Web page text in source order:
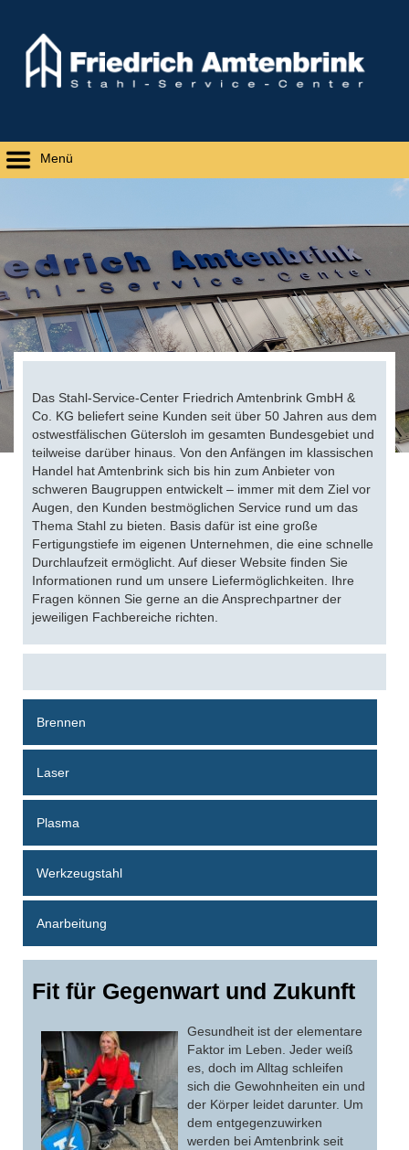
Menü
Das Stahl-Service-Center Friedrich Amtenbrink GmbH &
Co. KG beliefert seine Kunden seit über 50 Jahren aus dem
ostwestfälischen Gütersloh im gesamten Bundesgebiet und
teilweise darüber hinaus. Von den Anfängen im klassischen
Handel hat Amtenbrink sich bis hin zum Anbieter von
schweren Baugruppen entwickelt – immer mit dem Ziel vor
Augen, den Kunden bestmöglichen Service rund um das
Thema Stahl zu bieten. Basis dafür ist eine große
Fertigungstiefe im eigenen Unternehmen, die eine schnelle
Durchlaufzeit ermöglicht. Auf dieser Website finden Sie
Informationen rund um unsere Liefermöglichkeiten. Ihre
Fragen können Sie gerne an die Ansprechpartner der
jeweiligen Fachbereiche richten.
Brennen
Laser
Plasma
Werkzeugstahl
Anarbeitung
Fit für Gegenwart und Zukunft
Gesundheit ist der elementare
Faktor im Leben. Jeder weiß
es, doch im Alltag schleifen
sich die Gewohnheiten ein und
der Körper leidet darunter. Um
dem entgegenzuwirken
werden bei Amtenbrink seit